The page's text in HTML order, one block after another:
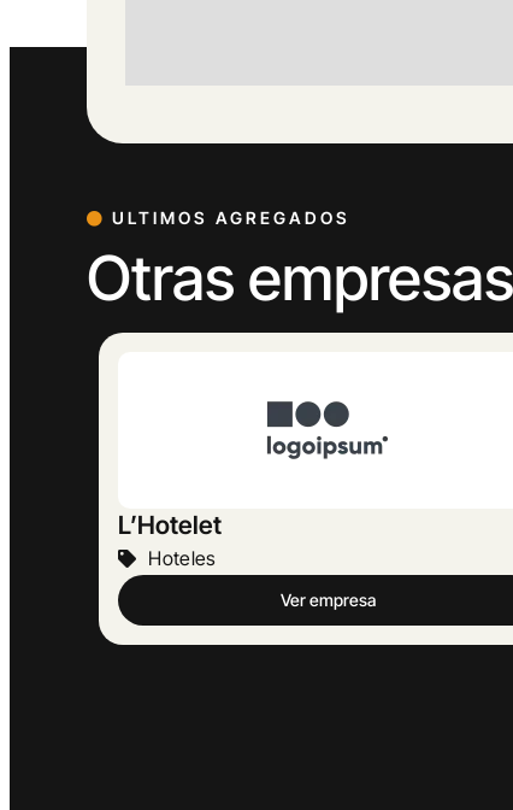
ULTIMOS AGREGADOS
Otras
Can Parera
Hoteles
Ver empresa